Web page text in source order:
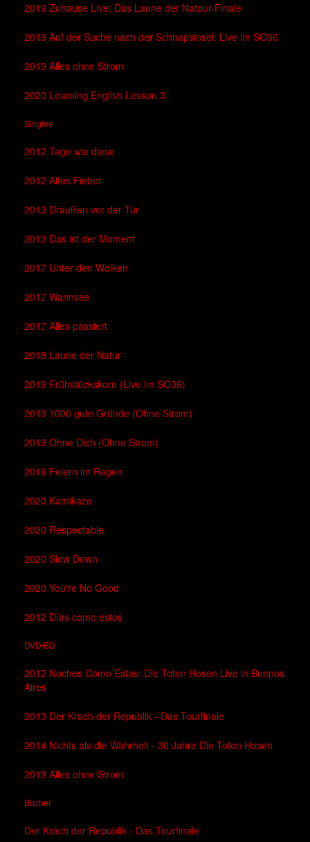
2019 Zuhause Live: Das Laune der Natour-Finale
2019 Auf der Suche nach der Schnapsinsel: Live im SO36
2019 Alles ohne Strom
2020 Learning English Lesson 3
Singles
2012 Tage wie diese
2012 Altes Fieber
2013 Draußen vor der Tür
2013 Das ist der Moment
2017 Unter den Wolken
2017 Wannsee
2017 Alles passiert
2018 Laune der Natur
2019 Frühstückskorn (Live im SO36)
2019 1000 gute Gründe (Ohne Strom)
2019 Ohne Dich (Ohne Strom)
2019 Feiern im Regen
2020 Kamikaze
2020 Respectable
2020 Slow Down
2020 You're No Good
2012 Días como estos
DVD/BD
2012 Noches Como Estas: Die Toten Hosen Live in Buenos
Aires
2013 Der Krach der Republik - Das Tourfinale
2014 Nichts als die Wahrheit - 30 Jahre Die Toten Hosen
2019 Alles ohne Strom
Bücher
Der Krach der Republik - Das Tourfinale